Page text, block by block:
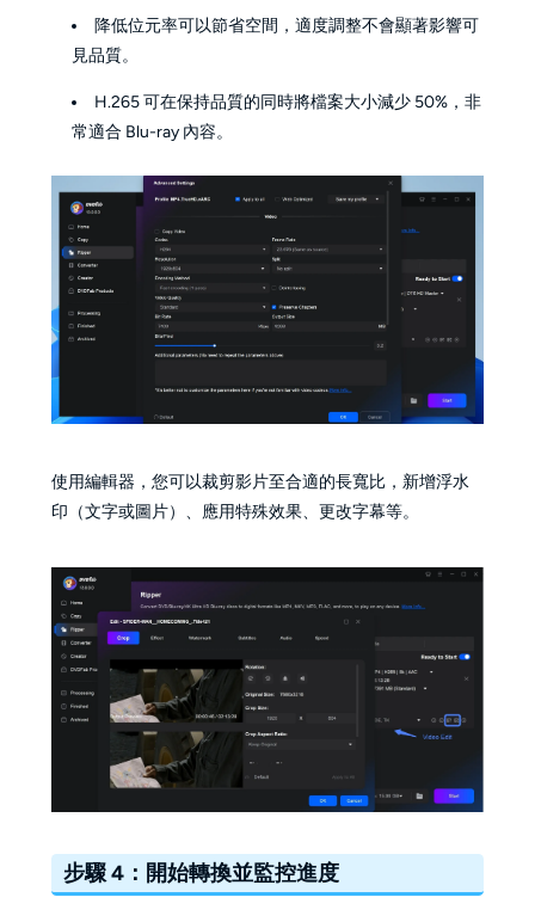
降低位元率可以節省空間，適度調整不會顯著影響可
見品質。
H.265 可在保持品質的同時將檔案大小減少 50%，非
常適合 Blu-ray 內容。
使用編輯器，您可以裁剪影片至合適的長寬比，新增浮水
印（文字或圖片）、應用特殊效果、更改字幕等。
步驟 4：開始轉換並監控進度